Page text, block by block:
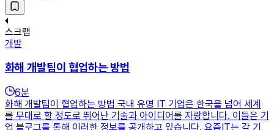
스크랩
개발
화해 개발팀이 협업하는 방법
6분
화해 개발팀이 협업하는 방법 국내 유명 IT 기업은 한국을 넘어 세계
를 무대로 할 정도로 뛰어난 기술과 아이디어를 자랑합니다. 이들은 기
업 블로그를 통해 이러한 정보를 공개하고 있습니다. 요즘IT는 각 기